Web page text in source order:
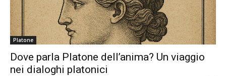
Platone
Dove parla Platone dell’anima? Un viaggio
nei dialoghi platonici